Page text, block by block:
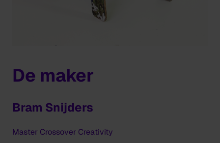
De maker
Bram Snijders
Master Crossover Creativity